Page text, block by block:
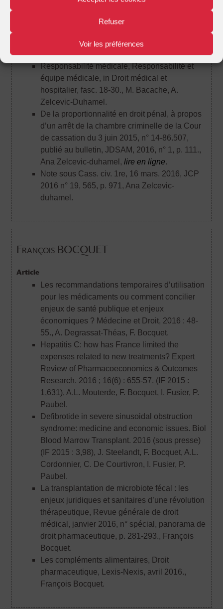
Refuser
Voir les préférences
in Droit médical et hospitalier, fasc. 18.
Bacache, A. Zelcevic-Duhamel.
Responsabilité médicale, Responsabilité et
équipe médicale, in Droit médical et
hospitalier, fasc. 18-30., M. Bacache, A.
Zelcevic-Duhamel.
De la proportionnalité en droit pénal, à propos
d’un arrêt de la chambre criminelle de la Cour
de cassation du 3 juin 2015, n° 14-86.507,
publié au bulletin, JDSAM, 2016, n° 1, p. 111.,
Ana Zelcevic-duhamel,lire en ligne.
Note sous Cass. civ. 1re, 16 mars. 2016, JCP
2016 n° 19, 565, p. 971 , Ana Zelcevic-
duhamel.
François BOCQUET
Article
Les recommandations temporaires d’utilisation
pour les médicaments ou comment concilier
enjeux de santé publique et enjeux
économiques ? Médecine et Droit, 2016 : 48-
55., A. Degrassat-Théas, F. Bocquet.
Hepatitis C: how has France limited the
expenses related to new treatments? Expert
Review of Pharmacoeconomics & Outcomes
Research. 2016 ; 16(6) : 655-57. (IF 2015 :
1,631), A.L. Mouterde, F. Bocquet, I. Fusier, P.
Paubel.
Defibrotide in severe sinusoidal obstruction
syndrome: medicine and economic issues. Biol
Blood Marrow Transplant. 2016 (sous presse)
(IF 2015 : 3,98), J. Steelandt, F. Bocquet, A.L.
Cordonnier, C. De Courtivron, I. Fusier, P.
Paubel.
La transplantation de microbiote fécal : les
enjeux juridiques et sanitaires d’une révolution
thérapeutique, Revue générale de droit
médical, janvier 2016, n° spécial, panorama de
droit pharmaceutique, p. 281-293., François
Bocquet.
Les compléments alimentaires, Droit
pharmaceutique, Lexis-Nexis, avril 2016.,
François Bocquet.